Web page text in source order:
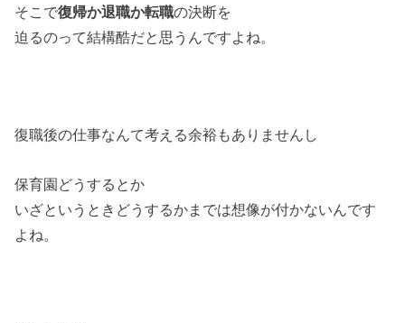
そこで復帰か退職か転職の決断を
迫るのって結構酷だと思うんですよね。
復職後の仕事なんて考える余裕もありませんし
保育園どうするとか
いざというときどうするかまでは想像が付かないんです
よね。